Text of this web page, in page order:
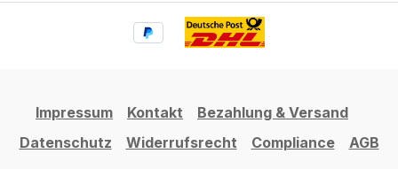
Impressum Kontakt
Bezahlung & Versand
Datenschutz
Widerrufsrecht Compliance AGB